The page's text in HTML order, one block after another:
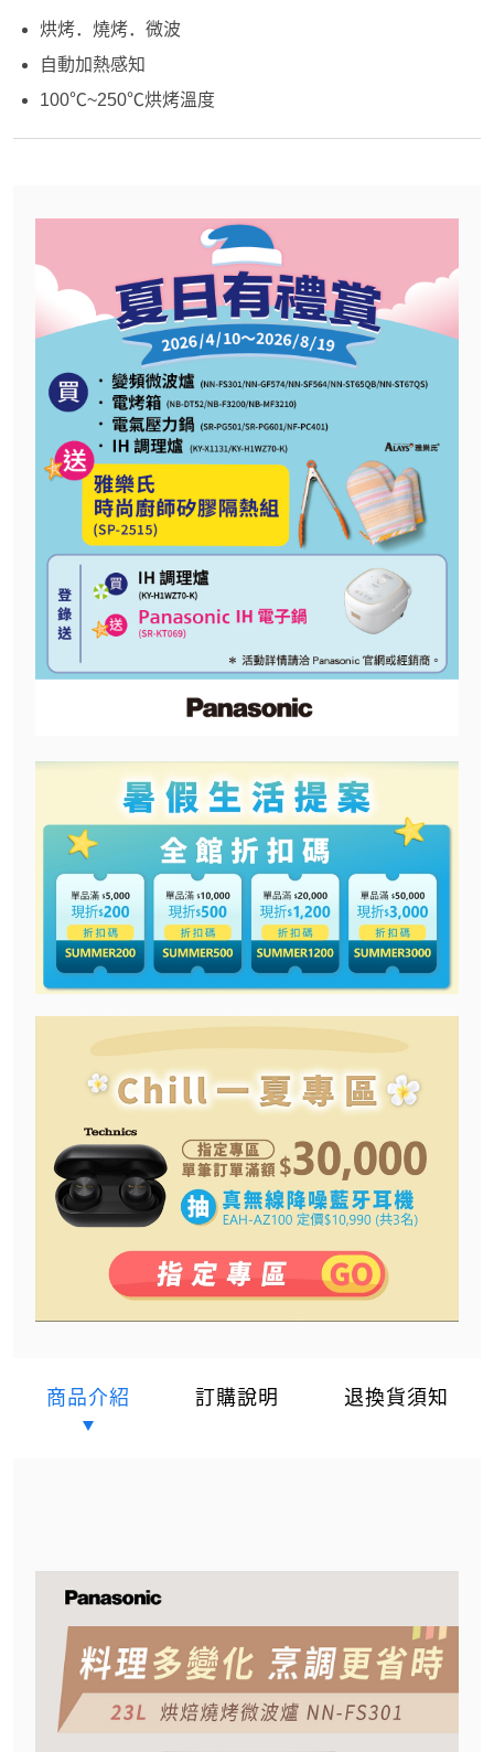
烘烤．燒烤．微波
自動加熱感知
100℃~250℃烘烤溫度
商品介紹 訂購說明 退換貨須知